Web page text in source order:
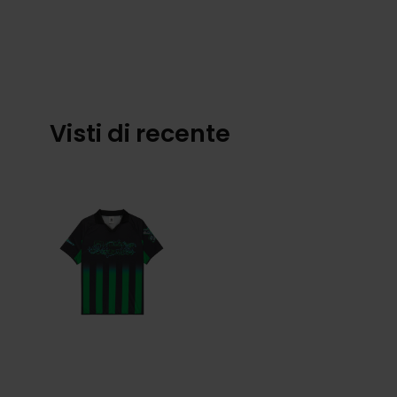
Visti di recente